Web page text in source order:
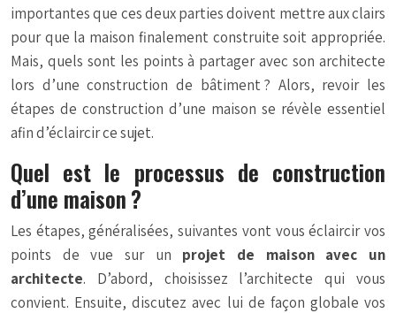
importantes que ces deux parties doivent mettre aux clairs
pour que la maison finalement construite soit appropriée.
Mais, quels sont les points à partager avec son architecte
lors d’une construction de bâtiment ? Alors, revoir les
étapes de construction d’une maison se révèle essentiel
afin d’éclaircir ce sujet.
Quel est le processus de construction
d’une maison ?
Les étapes, généralisées, suivantes vont vous éclaircir vos
points de vue sur un projet de maison avec un
architecte. D’abord, choisissez l’architecte qui vous
convient. Ensuite, discutez avec lui de façon globale vos